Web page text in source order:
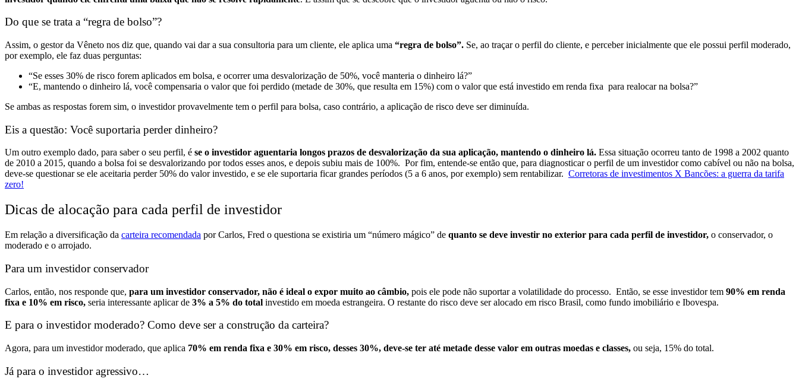
Do que se trata a “regra de bolso”?
Assim, o gestor da Vêneto nos diz que, quando vai dar a sua consultoria para um cliente, ele aplica uma “regra de bolso”. Se, ao traçar o perfil do cliente, e perceber inicialmente que ele possui perfil moderado,
por exemplo, ele faz duas perguntas:
“Se esses 30% de risco forem aplicados em bolsa, e ocorrer uma desvalorização de 50%, você manteria o dinheiro lá?”
“E, mantendo o dinheiro lá, você compensaria o valor que foi perdido (metade de 30%, que resulta em 15%) com o valor que está investido em renda fixa para realocar na bolsa?”
Se ambas as respostas forem sim, o investidor provavelmente tem o perfil para bolsa, caso contrário, a aplicação de risco deve ser diminuída.
Eis a questão: Você suportaria perder dinheiro?
Um outro exemplo dado, para saber o seu perfil, é se o investidor aguentaria longos prazos de desvalorização da sua aplicação, mantendo o dinheiro lá. Essa situação ocorreu tanto de 1998 a 2002 quanto
de 2010 a 2015, quando a bolsa foi se desvalorizando por todos esses anos, e depois subiu mais de 100%. Por fim, entende-se então que, para diagnosticar o perfil de um investidor como cabível ou não na bolsa,
deve-se questionar se ele aceitaria perder 50% do valor investido, e se ele suportaria ficar grandes períodos (5 a 6 anos, por exemplo) sem rentabilizar. Corretoras de investimentos X Bancões: a guerra da tarifa
zero!
Dicas de alocação para cada perfil de investidor
Em relação a diversificação da carteira recomendada por Carlos, Fred o questiona se existiria um “número mágico” de quanto se deve investir no exterior para cada perfil de investidor, o conservador, o
moderado e o arrojado.
Para um investidor conservador
Carlos, então, nos responde que, para um investidor conservador, não é ideal o expor muito ao câmbio, pois ele pode não suportar a volatilidade do processo. Então, se esse investidor tem 90% em renda
fixa e 10% em risco, seria interessante aplicar de 3% a 5% do total investido em moeda estrangeira. O restante do risco deve ser alocado em risco Brasil, como fundo imobiliário e Ibovespa.
E para o investidor moderado? Como deve ser a construção da carteira?
Agora, para um investidor moderado, que aplica 70% em renda fixa e 30% em risco, desses 30%, deve-se ter até metade desse valor em outras moedas e classes, ou seja, 15% do total.
Já para o investidor agressivo…